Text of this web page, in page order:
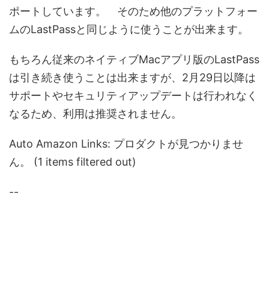
ポートしています。 そのため他のプラットフォー
ムのLastPassと同じように使うことが出来ます。
もちろん従来のネイティブMacアプリ版のLastPass
は引き続き使うことは出来ますが、2月29日以降は
サポートやセキュリティアップデートは行われなく
なるため、利用は推奨されません。
Auto Amazon Links: プロダクトが見つかりませ
ん。 (1 items filtered out)
--